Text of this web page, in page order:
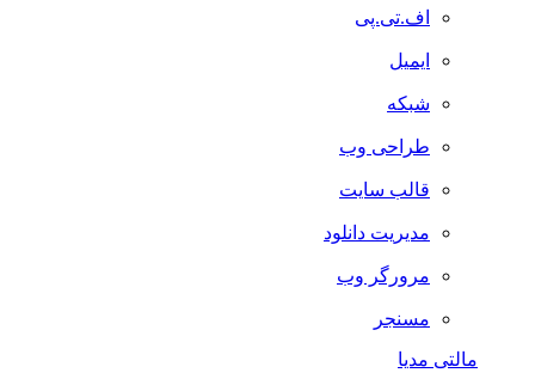
اف.تی.پی
ایمیل
شبکه
طراحی وب
قالب سایت
مدیریت دانلود
مرورگر وب
مسنجر
مالتی مدیا